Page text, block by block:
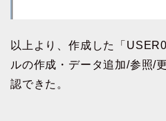
以上より、作成した「
ルの作成・データ追加/参照/
認できた。